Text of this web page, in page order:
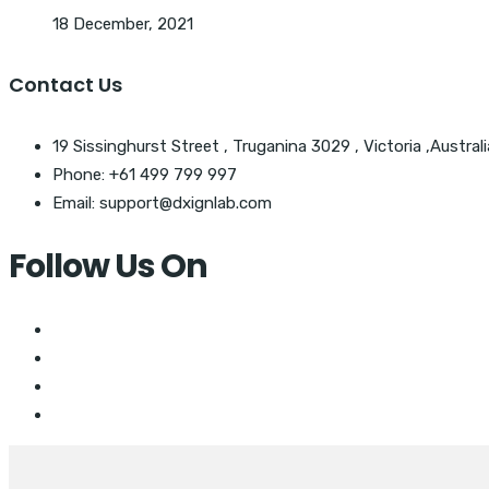
18 December, 2021
Contact Us
19 Sissinghurst Street , Truganina 3029 , Victoria
Phone: +61 499 799 997
Email: support@dxignlab.com
Follow Us On